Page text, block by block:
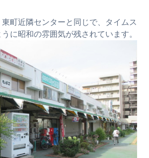
町近隣センターと同じで、タイムス
に昭和の雰囲気が残されています。